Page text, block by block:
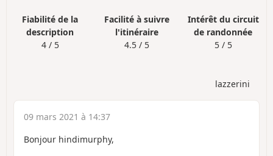
Fiabilité de la
description
4 / 5
Facilité à suivre
l'itinéraire
4.5 / 5
Intérêt du circuit
de randonnée
5 / 5
lazzerini
09 mars 2021 à 14:37
Bonjour hindimurphy,